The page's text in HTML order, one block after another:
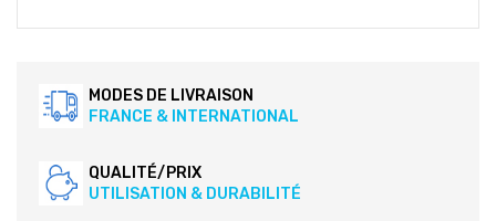
MODES DE LIVRAISON
FRANCE & INTERNATIONAL
QUALITÉ/PRIX
UTILISATION & DURABILITÉ